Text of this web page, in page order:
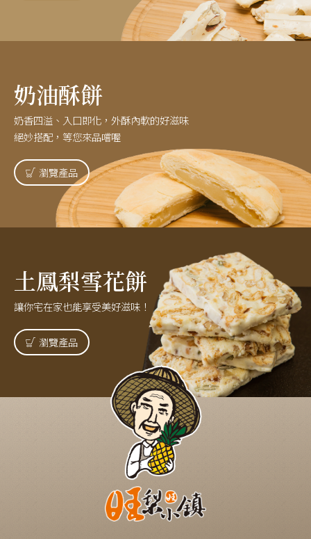
奶油酥餅
奶香四溢、入口即化，外酥內軟的好滋味
絕妙搭配，等您來品嚐喔
瀏覽產品
土鳳梨雪花餅
讓你宅在家也能享受美好滋味！
瀏覽產品